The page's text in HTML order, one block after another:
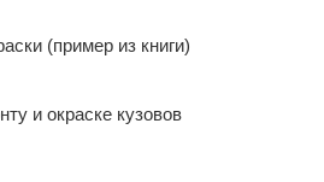
(пример из книги)
и окраске кузовов